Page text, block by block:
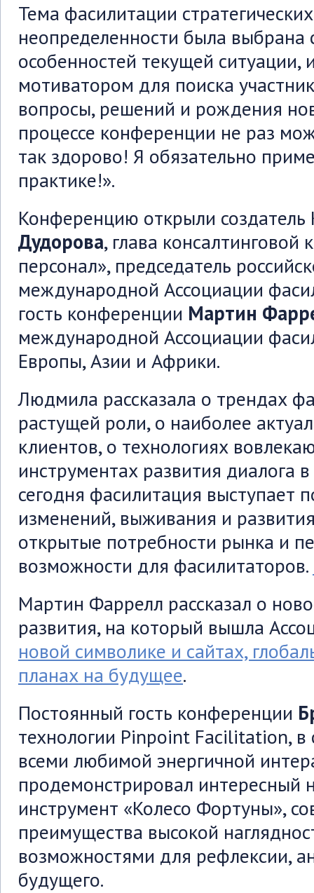
Тема фасилитации
неопределенности была выбрана
особенностей текущей
мотиватором для поиска
вопросы, решений и рождения
процессе конференции не раз
так здорово! Я обязательно
практике!».
Конференцию открыли
Дудорова, глава
персонал», председатель
международной Ассоциации
гость конференции Мартин
международной Ассоциации
Европы, Азии и Африки.
Людмила рассказала о трендах
растущей роли, о наиболее
клиентов, о технологиях
инструментах развития диалога
сегодня фасилитация выступает
изменений, выживания и
открытые потребности рынка и
возможности для фасилитаторов.
Мартин Фаррелл рассказал о
развития, на который вышла
новой символике и сайтах,
планах на будущее.
Постоянный гость конференции
технологии Pinpoint Facilitation,
всеми любимой энергичной
продемонстрировал интересный
инструмент «Колесо Фортуны»,
преимущества высокой
возможностями для рефлексии,
будущего.